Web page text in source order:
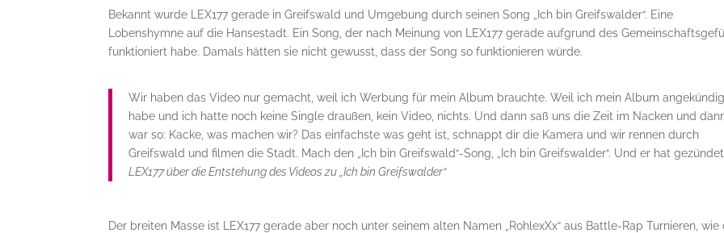
Bekannt wurde LEX177 gerade in Greifswald und Umgebung durch seinen Song „Ich bin Greifswalder“. Eine
Lobenshymne auf die Hansestadt. Ein Song, der nach Meinung von LEX177 gerade aufgrund des
funktioniert habe. Damals hätten sie nicht gewusst, dass der Song so funktionieren würde.
Wir haben das Video nur gemacht, weil ich Werbung für mein Album brauchte. Weil ich mein Album
habe und ich hatte noch keine Single draußen, kein Video, nichts. Und dann saß uns die Zeit im Nacken und
war so: Kacke, was machen wir? Das einfachste was geht ist, schnappt dir die Kamera und wir rennen durch
Greifswald und filmen die Stadt. Mach den „Ich bin Greifswald“-Song, „Ich bin Greifswalder“. Und er hat
LEX177 über die Entstehung des Videos zu „Ich bin Greifswalder“
Der breiten Masse ist LEX177 gerade aber noch unter seinem alten Namen „RohlexXx“ aus Battle-Rap Turnieren, wie